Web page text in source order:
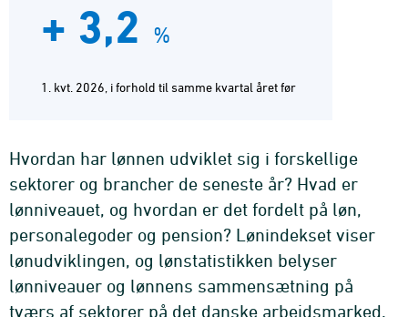
+ 3,2 %
1. kvt. 2026, i forhold til samme kvartal året før
Hvordan har lønnen udviklet sig i forskellige
sektorer og brancher de seneste år? Hvad er
lønniveauet, og hvordan er det fordelt på løn,
personalegoder og pension? Lønindekset viser
lønudviklingen, og lønstatistikken belyser
lønniveauer og lønnens sammensætning på
tværs af sektorer på det danske arbejdsmarked.